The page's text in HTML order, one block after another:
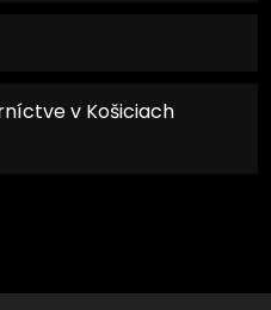
v Košiciach